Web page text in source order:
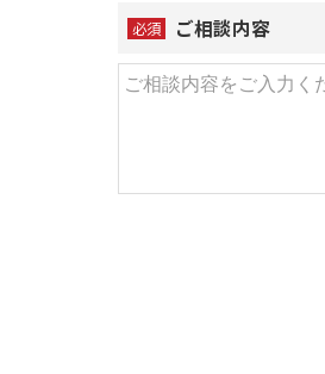
必須 ご相談内容